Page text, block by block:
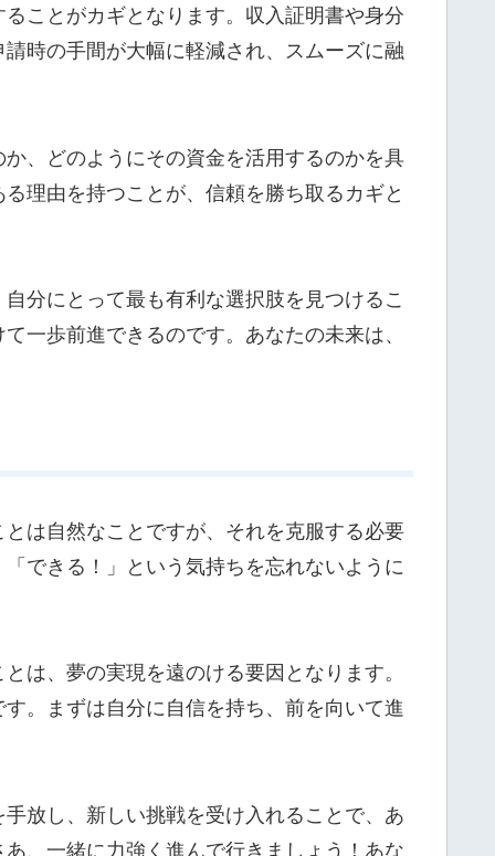
ことがカギとなります。収入証明書や身分
時の手間が大幅に軽減され、スムーズに融
、どのようにその資金を活用するのかを具
理由を持つことが、信頼を勝ち取るカギと
分にとって最も有利な選択肢を見つけるこ
一歩前進できるのです。あなたの未来は、
は自然なことですが、それを克服する必要
できる！」という気持ちを忘れないように
は、夢の実現を遠のける要因となります。
。まずは自分に自信を持ち、前を向いて進
放し、新しい挑戦を受け入れることで、あ
、一緒に力強く進んで行きましょう！あな